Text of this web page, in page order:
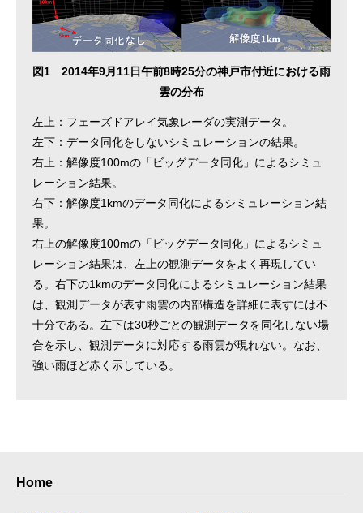
図1 2014年9月11日午前8時25分の神戸市付近における雨
雲の分布
左上：フェーズドアレイ気象レーダの実測データ。
左下：データ同化をしないシミュレーションの結果。
右上：解像度100mの「ビッグデータ同化」によるシミュ
レーション結果。
右下：解像度1kmのデータ同化によるシミュレーション結
果。
右上の解像度100mの「ビッグデータ同化」によるシミュ
レーション結果は、左上の観測データをよく再現してい
る。右下の1kmのデータ同化によるシミュレーション結果
は、観測データが表す雨雲の内部構造を詳細に表すには不
十分である。左下は30秒ごとの観測データを同化しない場
合を示し、観測データに対応する雨雲が現れない。なお、
強い雨ほど赤く示している。
Home